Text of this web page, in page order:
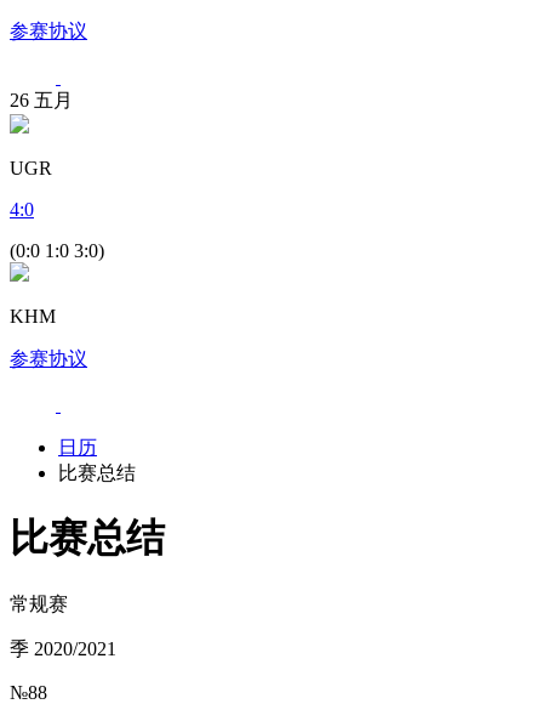
参赛协议
26 五月
UGR
4:0
(0:0 1:0 3:0)
KHM
参赛协议
日历
比赛总结
比赛总结
常规赛
季 2020/2021
№88